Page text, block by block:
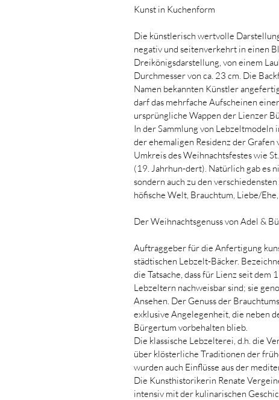
Kunst in Kuchenform
Die künstlerisch wertvolle
negativ und seitenverkehrt in einen
Dreikönigsdarstellung, von einem
Durchmesser von ca. 23 cm. Die
Namen bekannten Künstler
darf das mehrfache Aufscheinen
ursprüngliche Wappen der Lienzer
In der Sammlung von Lebzeltmodeln
der ehemaligen Residenz der
Umkreis des Weihnachtsfestes wie
(19. Jahrhun-dert). Natürlich gab es
sondern auch zu den
höfische Welt, Brauchtum, Liebe/
Der Weihnachtsgenuss von Adel &
Auftraggeber für die Anfertigung
städtischen Lebzelt-Bäcker.
die Tatsache, dass für Lienz seit
Lebzeltern nachweisbar sind; sie
Ansehen. Der Genuss der
exklusive Angelegenheit, die neben
Bürgertum vorbehalten blieb.
Die klassische Lebzelterei, d.h. die
über klösterliche Traditionen der
wurden auch Einflüsse aus der
Die Kunsthistorikerin Renate
intensiv mit der kulinarischen